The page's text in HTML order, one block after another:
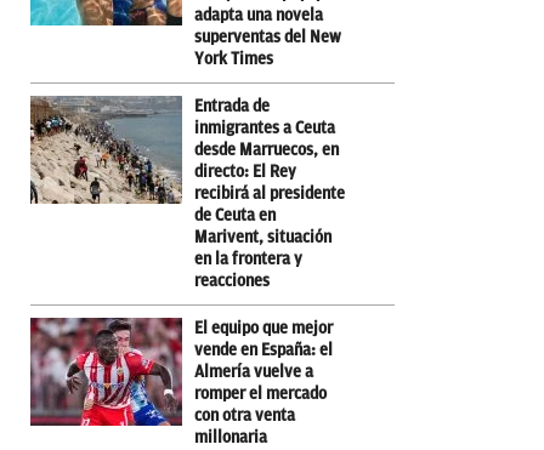
adapta una novela
superventas del New
York Times
Entrada de
inmigrantes a Ceuta
desde Marruecos, en
directo: El Rey
recibirá al presidente
de Ceuta en
Marivent, situación
en la frontera y
reacciones
El equipo que mejor
vende en España: el
Almería vuelve a
romper el mercado
con otra venta
millonaria